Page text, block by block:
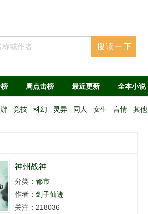
周点击榜 最近更新 全本小说
竞技 科幻 灵异 同人 女生 言情 其他
神州战神
分类： 都市
作者： 剑子仙迹
关注：218036